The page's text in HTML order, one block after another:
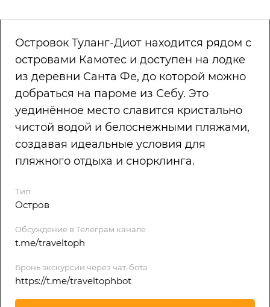
Островок Туланг-Диот находится рядом с
островами Камотес и доступен на лодке
из деревни Санта Фе, до которой можно
добраться на пароме из Себу. Это
уединённое место славится кристально
чистой водой и белоснежными пляжами,
создавая идеальные условия для
пляжного отдыха и снорклинга.
Тип
Остров
Обсуждение в Телеграм канале
t.me/traveltoph
Бронь экскурсии через чат-бота
https://t.me/traveltophbot